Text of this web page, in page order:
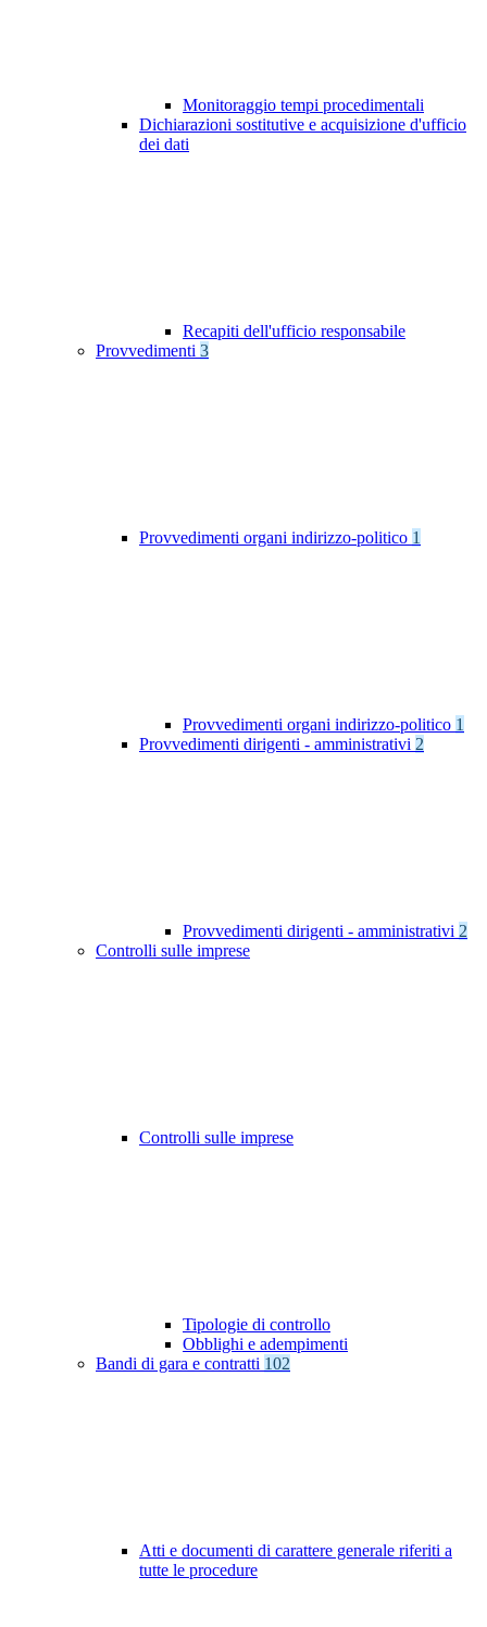
Monitoraggio tempi procedimentali
Dichiarazioni sostitutive e acquisizione d'ufficio
dei dati
Recapiti dell'ufficio responsabile
Provvedimenti 3
Provvedimenti organi indirizzo-politico 1
Provvedimenti organi indirizzo-politico 1
Provvedimenti dirigenti - amministrativi 2
Provvedimenti dirigenti - amministrativi 2
Controlli sulle imprese
Controlli sulle imprese
Tipologie di controllo
Obblighi e adempimenti
Bandi di gara e contratti 102
Atti e documenti di carattere generale riferiti a
tutte le procedure